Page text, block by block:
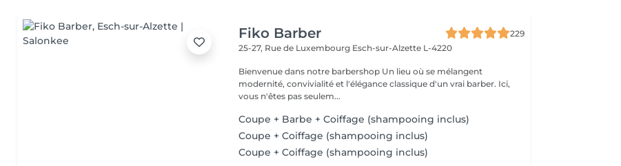
Fiko Barber
229
25-27, Rue de Luxembourg Esch-sur-Alzette L-4220
Bienvenue dans notre barbershop Un lieu où se mélangent
modernité, convivialité et l'élégance classique d'un vrai barber. Ici,
vous n'êtes pas seulem...
Coupe + Barbe + Coiffage (shampooing inclus)
Coupe + Coiffage (shampooing inclus)
Coupe + Coiffage (shampooing inclus)